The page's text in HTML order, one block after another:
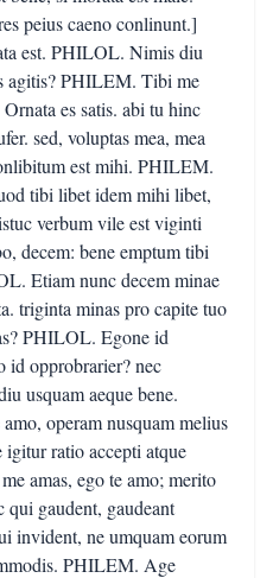
peius caeno conlinunt.]
est. PHILOL. Nimis diu
agitis? PHILEM. Tibi me
es satis. abi tu hinc
sed, voluptas mea, mea
est mihi. PHILEM.
tibi libet idem mihi libet,
verbum vile est viginti
decem: bene emptum tibi
Etiam nunc decem minae
triginta minas pro capite tuo
PHILOL. Egone id
id opprobrarier? nec
usquam aeque bene.
operam nusquam melius
ratio accepti atque
amas, ego te amo; merito
qui gaudent, gaudeant
invident, ne umquam eorum
PHILEM. Age